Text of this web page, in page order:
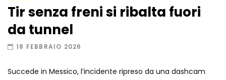
Record di baci in 30 secondi
Tir senza freni si ribalta fuori
da tunnel
18 FEBBRAIO 2026
Succede in Messico, l’incidente ripreso da una dashcam